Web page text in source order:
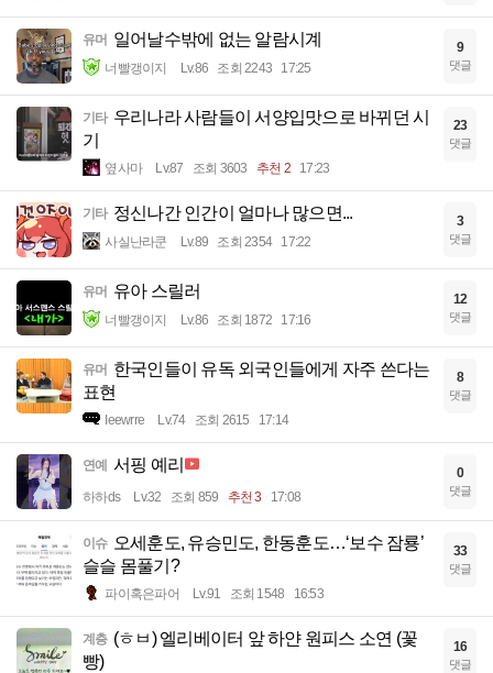
유머 일어날수밖에 없는 알람시계
너빨갱이지 Lv.86 조회 2243 17:25
9
댓글
기타 우리나라 사람들이 서양입맛으로 바뀌던 시
기
옆사마 Lv.87 조회 3603 추천 2 17:23
23
댓글
기타 정신나간 인간이 얼마나 많으면...
사실난라쿤 Lv.89 조회 2354 17:22
3
댓글
유머 유아 스릴러
너빨갱이지 Lv.86 조회 1872 17:16
12
댓글
유머 한국인들이 유독 외국인들에게 자주 쓴다는
표현
Ieewrre Lv.74 조회 2615 17:14
8
댓글
연예 서핑 예리
하하ds Lv.32 조회 859 추천 3 17:08
0
댓글
이슈 오세훈도, 유승민도, 한동훈도…‘보수 잠룡’
슬슬 몸풀기?
파이혹은파어 Lv.91 조회 1548 16:53
33
댓글
계층 (ㅎㅂ) 엘리베이터 앞 하얀 원피스 소연 (꽃
빵)
16
댓글